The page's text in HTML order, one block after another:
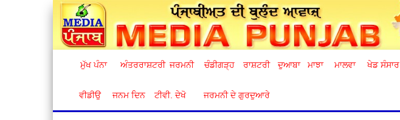
ਮੁੱਖ ਪੰਨਾ ਅੰਤਰਰਾਸ਼ਟਰੀ ਜਰਮਨੀ ਚੰਡੀਗੜ੍ਹ ਰਾਸ਼ਟਰੀ ਦੁਆਬਾ ਮਾਝਾ ਮਾਲਵਾ ਖੇਡ ਸੰਸਾਰ
ਵੀਡੀਉ ਜਨਮ ਦਿਨ ਟੀਵੀ. ਦੇਖੋ ਜਰਮਨੀ ਦੇ ਗੁਰਦੁਆਰੇ